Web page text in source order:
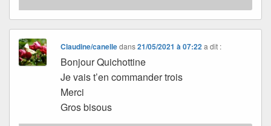
Claudine/canelledans21/05/2021 à 07:22 a dit :
Bonjour Quichottine
Je vais t’en commander trois
Merci
Gros bisous